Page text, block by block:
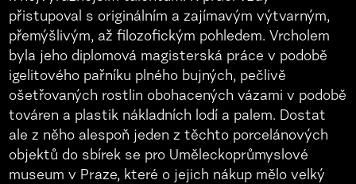
přistupoval s originálním a zajímavým výtvarným,
přemýšlivým, až filozofickým pohledem. Vrcholem
byla jeho diplomová magisterská práce v podobě
igelitového pařníku plného bujných, pečlivě
ošetřovaných rostlin obohacených vázami v podobě
továren a plastik nákladních lodí a palem. Dostat
ale z něho alespoň jeden z těchto porcelánových
objektů do sbírek se pro Uměleckoprůmyslové
museum v Praze, které o jejich nákup mělo velký